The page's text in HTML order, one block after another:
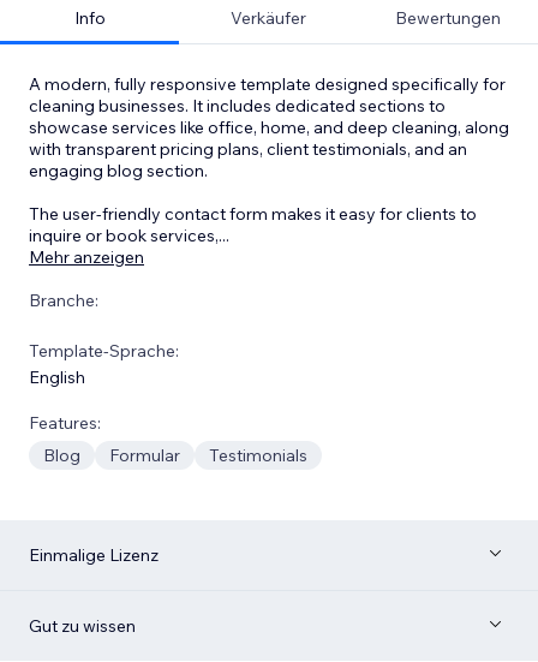
Info Verkäufer Bewertungen
A modern, fully responsive template designed specifically for
cleaning businesses. It includes dedicated sections to
showcase services like office, home, and deep cleaning, along
with transparent pricing plans, client testimonials, and an
engaging blog section.
The user-friendly contact form makes it easy for clients to
inquire or book services,...
Mehr anzeigen
Branche:
Template-Sprache:
English
Features:
Blog
Formular Testimonials
Einmalige Lizenz
Gut zu wissen